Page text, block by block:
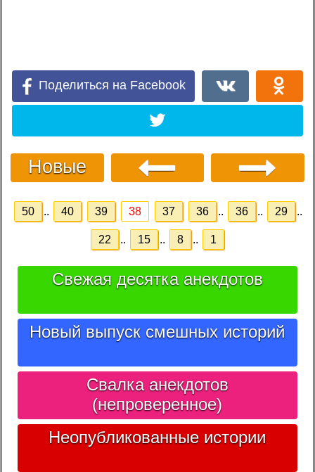
Поделиться на Facebook
Новые
50 .. 40 39 38 37 36 .. 36 .. 29 ..
22 .. 15 .. 8 .. 1
Свежая десятка анекдотов
Новый выпуск смешных историй
Свалка анекдотов
(непроверенное)
Неопубликованные истории